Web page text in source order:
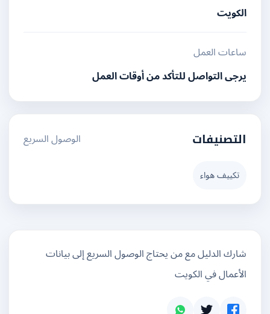
الكويت
ساعات العمل
يرجى التواصل للتأكد من أوقات العمل
التصنيفات الوصول السريع
تكييف هواء
شارك الدليل مع من يحتاج الوصول السريع إلى بيانات
الأعمال في الكويت